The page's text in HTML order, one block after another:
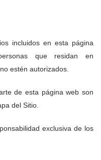
incluidos en esta página
que residan en
estén autorizados.
de esta página web son
del Sitio.
exclusiva de los